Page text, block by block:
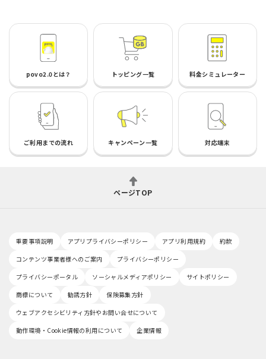
povo2.0とは？ トッピング一覧 料金シミュレーター
ご利用までの流れ キャンペーン一覧 対応端末
ページTOP
重要事項説明 アプリプライバシーポリシー アプリ利用規約
約款
コンテンツ事業者様へのご案内
プライバシーポリシー
プライバシーポータル
ソーシャルメディアポリシー
サイトポリシー
商標について
勧誘方針
保険募集方針
ウェブアクセシビリティ方針やお問い合せについて
動作環境・Cookie情報の利用について
企業情報